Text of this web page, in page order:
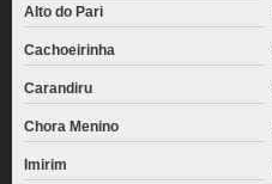
Alto do Pari
Cachoeirinha
Carandiru
Chora Menino
Imirim